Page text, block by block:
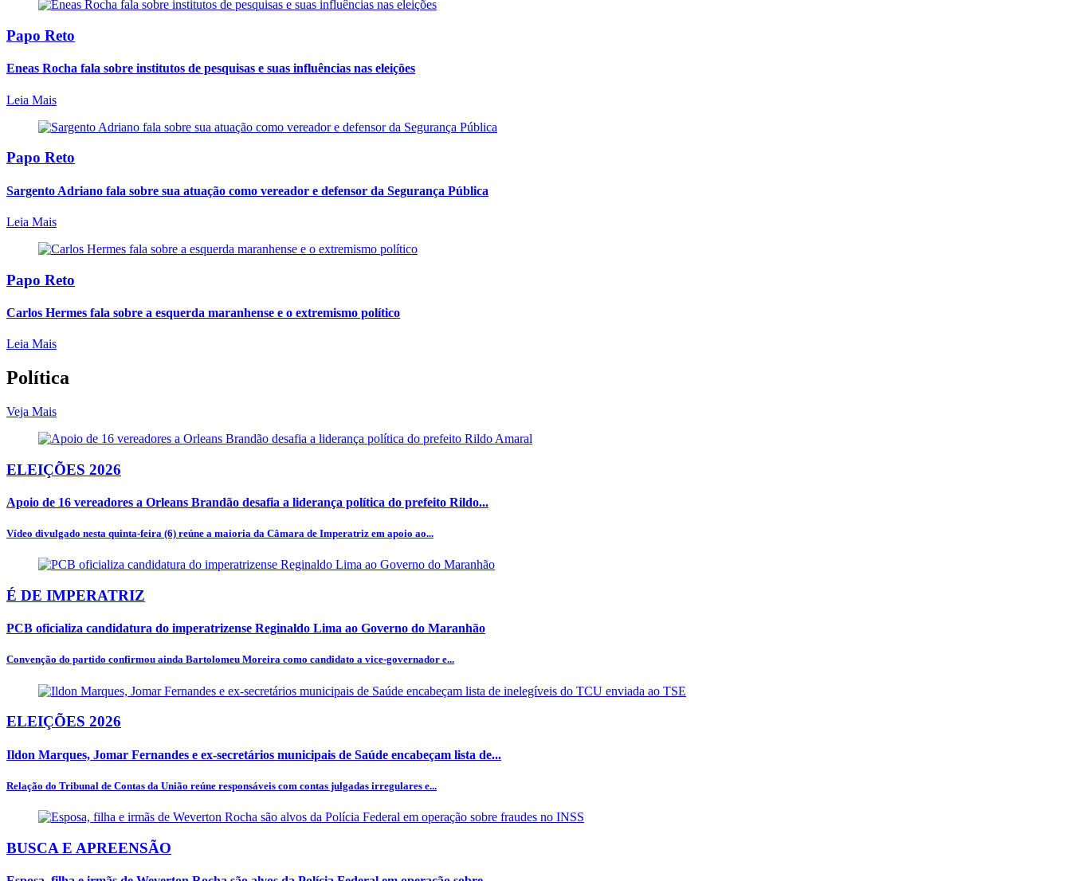
Papo Reto
Eneas Rocha fala sobre institutos de pesquisas e suas influências nas eleições
Leia Mais
Papo Reto
Sargento Adriano fala sobre sua atuação como vereador e defensor da Segurança Pública
Leia Mais
Papo Reto
Carlos Hermes fala sobre a esquerda maranhense e o extremismo político
Leia Mais
Política
Veja Mais
ELEIÇÕES 2026
Apoio de 16 vereadores a Orleans Brandão desafia a liderança política do prefeito Rildo...
Vídeo divulgado nesta quinta-feira (6) reúne a maioria da Câmara de Imperatriz em apoio ao...
É DE IMPERATRIZ
PCB oficializa candidatura do imperatrizense Reginaldo Lima ao Governo do Maranhão
Convenção do partido confirmou ainda Bartolomeu Moreira como candidato a vice-governador e...
ELEIÇÕES 2026
Ildon Marques, Jomar Fernandes e ex-secretários municipais de Saúde encabeçam lista de...
Relação do Tribunal de Contas da União reúne responsáveis com contas julgadas irregulares e...
BUSCA E APREENSÃO